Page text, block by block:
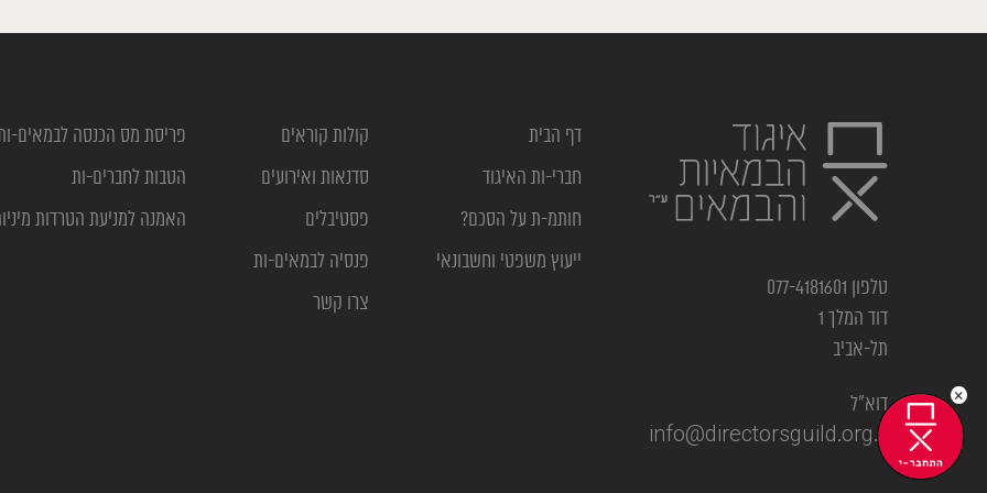
טלפון 077-4181601
דוד המלך 1
תל-אביב
דוא”ל
info@directorsguild.org.il
דף הבית
חברי-ות האיגוד
חותמ-ת על הסכם?
ייעוץ משפטי וחשבונאי
קולות קוראים
סדנאות ואירועים
פסטיבלים
פנסיה לבמאים-ות
צרו קשר
פריסת מס הכנסה לבמאים-
הטבות לחברים-ות
האמנה למניעת הטרדות
×